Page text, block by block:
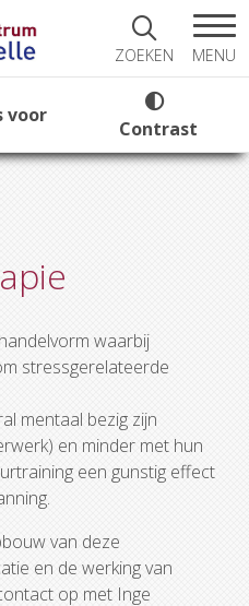
ZOEKEN MENU
voor
Contrast
waarbij
stressgerelateerde
mentaal bezig zijn
en minder met hun
een gunstig effect
van deze
en de werking van
op met Inge